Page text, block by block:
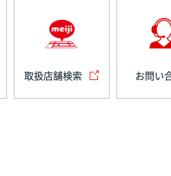
取扱店舗検索 お問い